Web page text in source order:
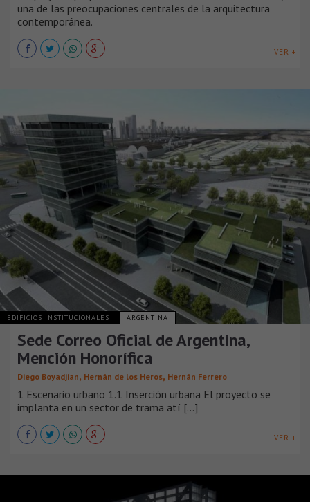
una de las preocupaciones centrales de la arquitectura
contemporánea.
VER +
EDIFICIOS INSTITUCIONALES ARGENTINA
Sede Correo Oficial de Argentina,
Mención Honorífica
Diego Boyadjian, Hernán de los Heros, Hernán Ferrero
1 Escenario urbano 1.1 Inserción urbana El proyecto se
implanta en un sector de trama atí [...]
VER +